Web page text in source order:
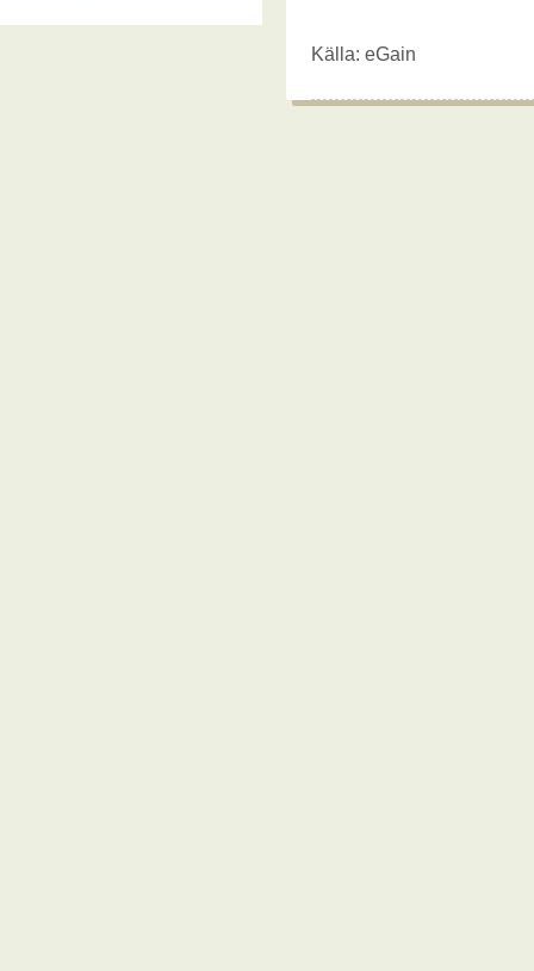
Källa: eGain